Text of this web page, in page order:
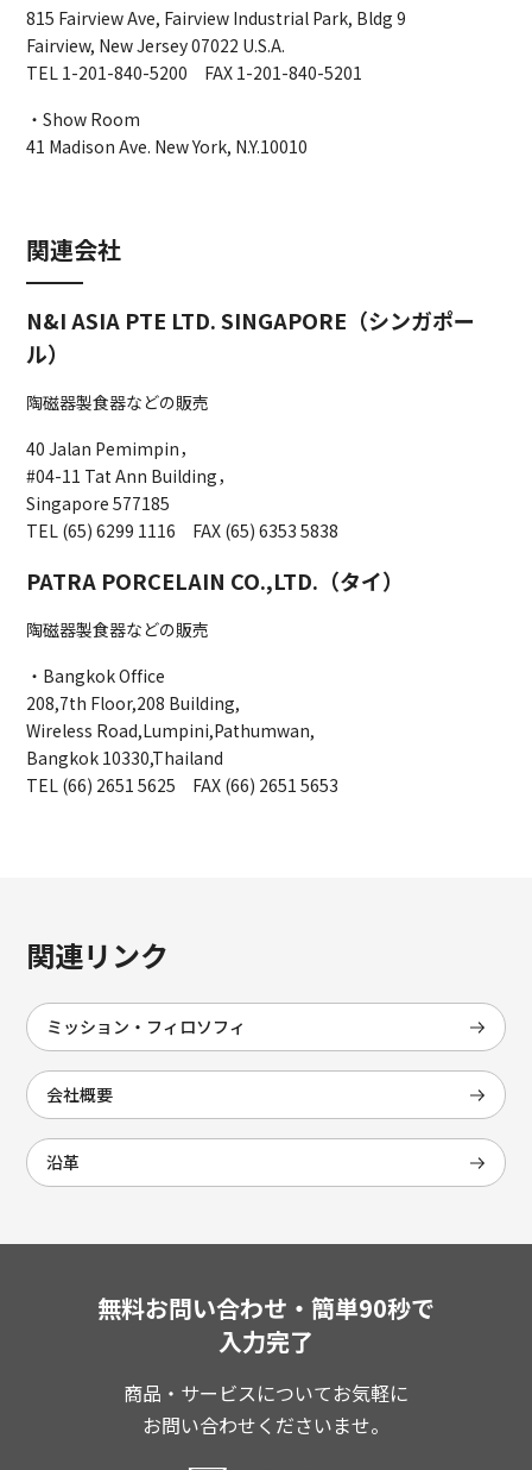
815 Fairview Ave, Fairview Industrial Park, Bldg 9
Fairview, New Jersey 07022 U.S.A.
TEL 1-201-840-5200 FAX 1-201-840-5201
・Show Room
41 Madison Ave. New York, N.Y.10010
関連会社
N&I ASIA PTE LTD. SINGAPORE（シンガポー
ル）
陶磁器製食器などの販売
40 Jalan Pemimpin，
#04-11 Tat Ann Building，
Singapore 577185
TEL (65) 6299 1116 FAX (65) 6353 5838
PATRA PORCELAIN CO.,LTD.（タイ）
陶磁器製食器などの販売
・Bangkok Office
208,7th Floor,208 Building,
Wireless Road,Lumpini,Pathumwan,
Bangkok 10330,Thailand
TEL (66) 2651 5625 FAX (66) 2651 5653
関連リンク
ミッション・フィロソフィ
会社概要
沿革
無料お問い合わせ・簡単90秒で
入力完了
商品・サービスについてお気軽に
お問い合わせくださいませ。